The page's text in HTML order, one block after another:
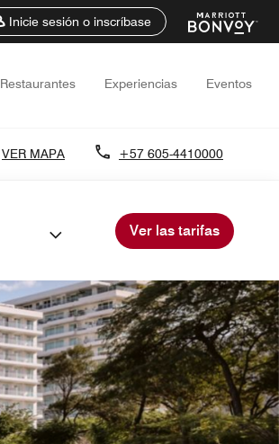
Inicie sesión o inscríbase
Restaurantes Experiencias Eventos
VER MAPA +57 605-4410000
Ver las tarifas